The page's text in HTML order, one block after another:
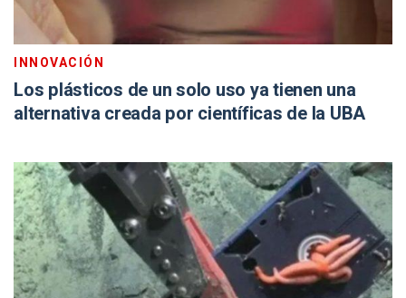
INNOVACIÓN
Los plásticos de un solo uso ya tienen una
alternativa creada por científicas de la UBA